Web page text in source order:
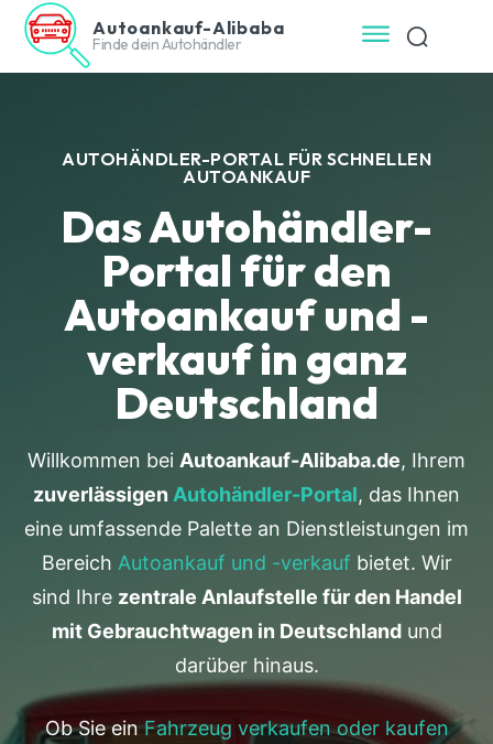
Autoankauf-Alibaba
Finde dein Autohändler
AUTOHÄNDLER-PORTAL FÜR SCHNELLEN
AUTOANKAUF
Das Autohändler-
Portal für den
Autoankauf und -
verkauf in ganz
Deutschland
Willkommen bei Autoankauf-Alibaba.de, Ihrem
zuverlässigen Autohändler-Portal, das Ihnen
eine umfassende Palette an Dienstleistungen im
Bereich Autoankauf und -verkauf bietet. Wir
sind Ihre zentrale Anlaufstelle für den Handel
mit Gebrauchtwagen in Deutschlandund
darüber hinaus.
Ob Sie einFahrzeug verkaufen oder kaufen